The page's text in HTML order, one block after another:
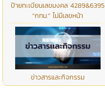
ป้ายทะเบียนเลขมงคล 4289&6395
“กทม.” ไม่มีเลขหน้า
ข่าวสารและกิจกรรม